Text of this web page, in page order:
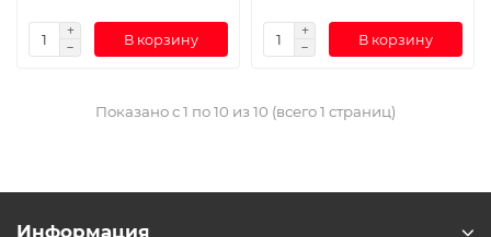
В корзину В корзину
Показано с 1 по 10 из 10 (всего 1 страниц)
Информация